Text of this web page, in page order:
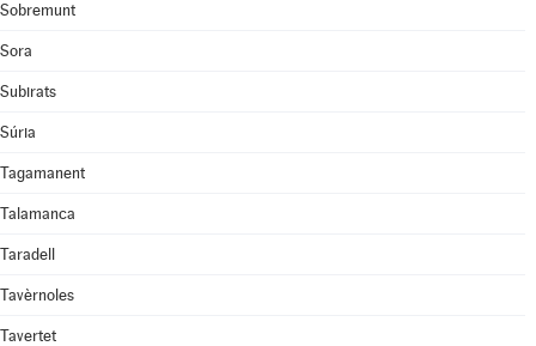
Sobremunt
Sora
Subirats
Súria
Tagamanent
Talamanca
Taradell
Tavèrnoles
Tavertet